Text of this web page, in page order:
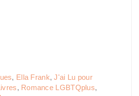
, Ella Frank,J'ai Lu pour
, Romance LGBTQplus,